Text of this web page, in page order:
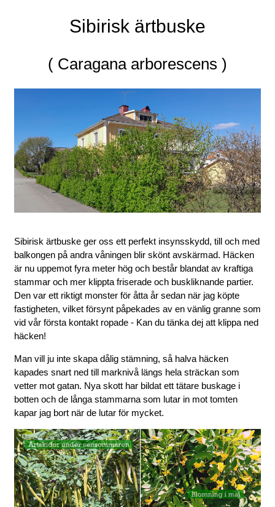
Sibirisk ärtbuske
( Caragana arborescens )
Sibirisk ärtbuske ger oss ett perfekt insynsskydd, till och med
balkongen på andra våningen blir skönt avskärmad. Häcken
är nu uppemot fyra meter hög och består blandat av kraftiga
stammar och mer klippta friserade och buskliknande partier.
Den var ett riktigt monster för åtta år sedan när jag köpte
fastigheten, vilket försynt påpekades av en vänlig granne som
vid vår första kontakt ropade - Kan du tänka dej att klippa ned
häcken!
Man vill ju inte skapa dålig stämning, så halva häcken
kapades snart ned till marknivå längs hela sträckan som
vetter mot gatan. Nya skott har bildat ett tätare buskage i
botten och de långa stammarna som lutar in mot tomten
kapar jag bort när de lutar för mycket.